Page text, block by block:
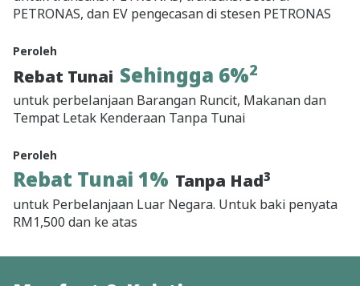
PETRONAS, dan EV pengecasan di stesen PETRONAS
Peroleh
Rebat Tunai Sehingga 6%2
untuk perbelanjaan Barangan Runcit, Makanan dan
Tempat Letak Kenderaan Tanpa Tunai
Peroleh
Rebat Tunai 1% Tanpa Had3
untuk Perbelanjaan Luar Negara. Untuk baki penyata
RM1,500 dan ke atas